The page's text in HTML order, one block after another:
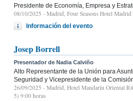
Presidente de Economía, Empresa y
08/10/2025 - Madrid, Four Seasons Hotel
Información del evento
Josep Borrell
Presentador de Nadia Calviño
Alto Representante de la Unión para
Seguridad y Vicepresidente de la
26/09/2025 - Madrid, Hotel Mandarin Oriental
5) 9:00 horas